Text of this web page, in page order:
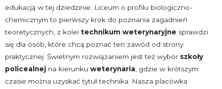
edukacją w tej dziedzinie. Liceum o profilu biologiczno-
chemicznym to pierwszy krok do poznania zagadnień
teoretycznych, z kolei technikum weterynaryjne sprawdzi
się dla osób, które chcą poznać ten zawód od strony
praktycznej. Świetnym rozwiązaniem jest też wybór szkoły
policealnej na kierunku weterynaria, gdzie w krótszym
czasie można uzyskać tytuł technika. Nasza placówka